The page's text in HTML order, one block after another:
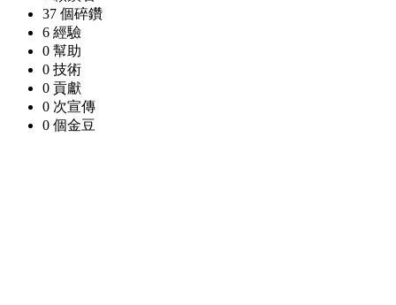
37 個碎鑽
6 經驗
0 幫助
0 技術
0 貢獻
0 次宣傳
0 個金豆